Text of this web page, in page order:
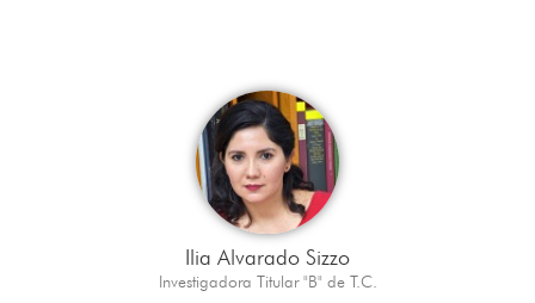
Ilia Alvarado Sizzo
Investigadora Titular "B" de T.C.